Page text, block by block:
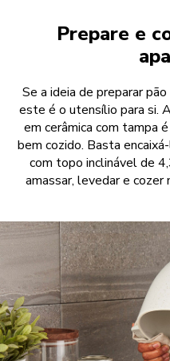
Prepare e
Se a ideia de preparar
este é o utensílio para si.
em cerâmica com tampa
bem cozido. Basta
com topo inclinável de
amassar, levedar e cozer